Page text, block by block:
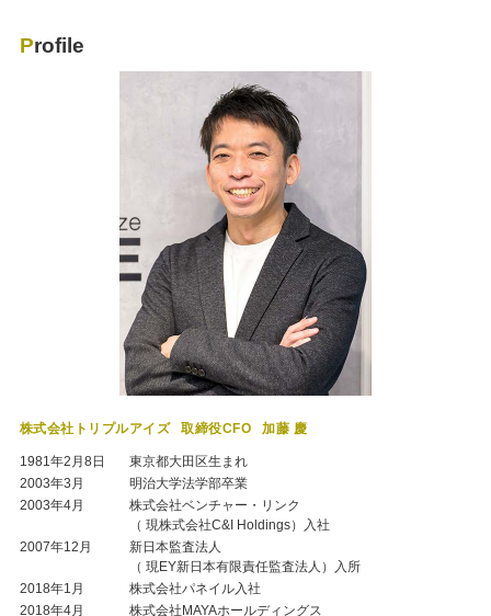
Profile
株式会社トリプルアイズ 取締役CFO 加藤 慶
1981年2月8日
東京都大田区生まれ
2003年3月
明治大学法学部卒業
2003年4月
株式会社ベンチャー・リンク
（ 現株式会社C&I Holdings）入社
2007年12月
新日本監査法人
（ 現EY新日本有限責任監査法人）入所
2018年1月
株式会社パネイル入社
2018年4月
株式会社MAYAホールディングス